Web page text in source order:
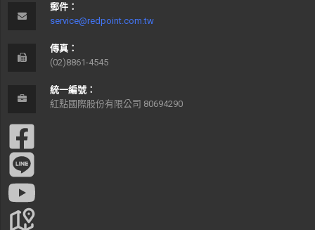
郵件：
service@redpoint.com.tw
傳真：
(02)8861-4545
統一編號：
紅點國際股份有限公司 80694290